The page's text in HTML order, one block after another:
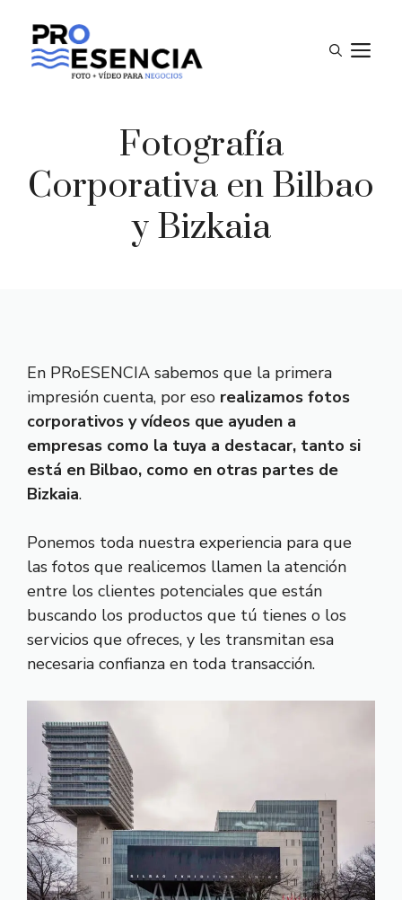
contenido
Fotografía
Corporativa en Bilbao
y Bizkaia
En PRoESENCIA sabemos que la primera
impresión cuenta, por eso realizamos fotos
corporativos y vídeos que ayuden a
empresas como la tuya a destacar, tanto si
está en Bilbao, como en otras partes de
Bizkaia.
Ponemos toda nuestra experiencia para que
las fotos que realicemos llamen la atención
entre los clientes potenciales que están
buscando los productos que tú tienes o los
servicios que ofreces, y les transmitan esa
necesaria confianza en toda transacción.